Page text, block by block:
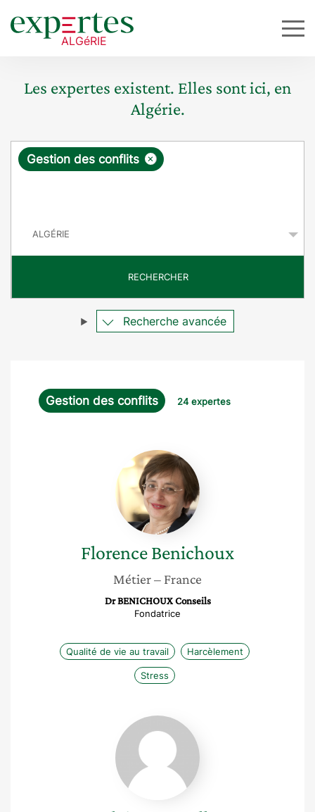
Les expertes existent. Elles sont ici, en
Algérie.
R
ê
e
×
Gestion des conflits
RECHERCHER
Recherche avancée
Gestion des conflits 24 expertes
Florence
Benichoux
FlorenceBenichoux
Métier– France
Dr BENICHOUX Conseils
Fondatrice
Qualité de vie au travail Harcèlement
Stress
Claire
Bonnelle